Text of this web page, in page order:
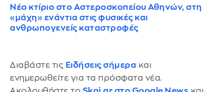
Νέο κτίριο στο Αστεροσκοπείου Αθηνών, στη
«μάχη» ενάντια στις φυσικές και
ανθρωπογενείς καταστροφές
Διαβάστε τις Ειδήσεις σήμερα και
ενημερωθείτε για τα πρόσφατα νέα.